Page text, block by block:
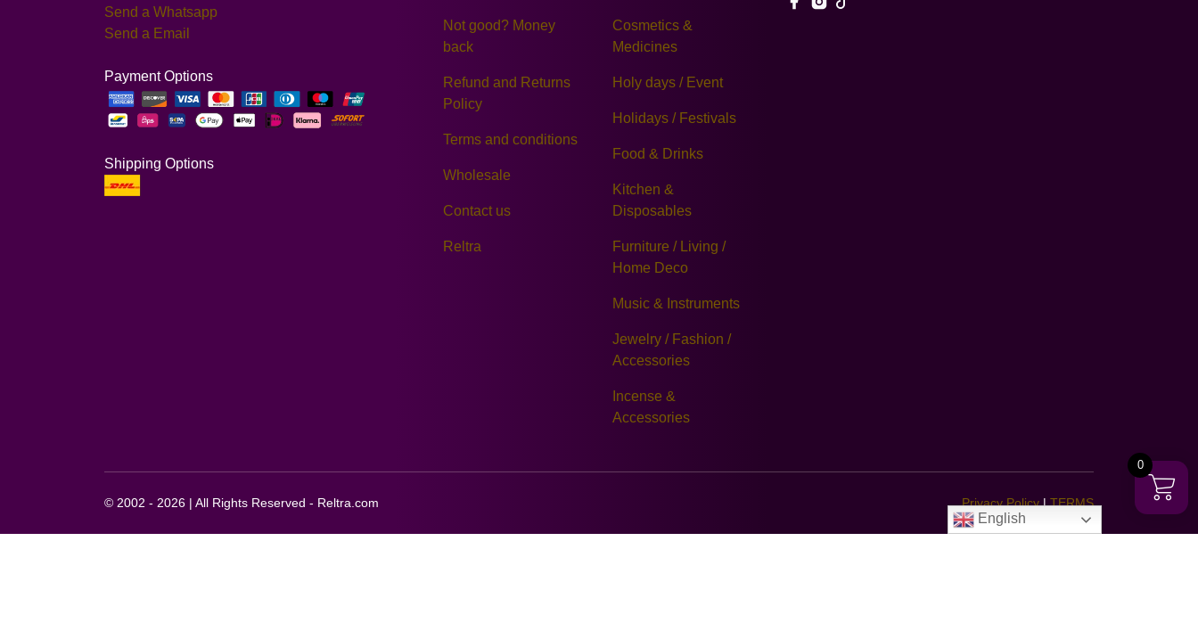
Send a Whatsapp
Send a Email
Payment Options
Shipping Options
Not good? Money
back
Refund and Returns
Policy
Terms and conditions
Wholesale
Contact us
Reltra
Cosmetics &
Medicines
Holy days / Event
Holidays / Festivals
Food & Drinks
Kitchen &
Disposables
Furniture / Living /
Home Deco
Music & Instruments
Jewelry / Fashion /
Accessories
Incense &
Accessories
© 2002 - 2026 | All Rights Reserved - Reltra.com Privacy Policy|TERMS
English
0